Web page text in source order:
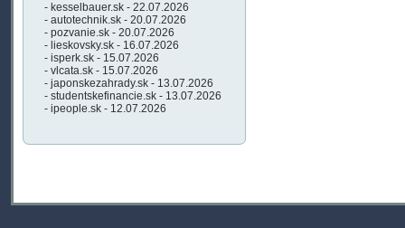
- kesselbauer.sk - 22.07.2026
- autotechnik.sk - 20.07.2026
- pozvanie.sk - 20.07.2026
- lieskovsky.sk - 16.07.2026
- isperk.sk - 15.07.2026
- vlcata.sk - 15.07.2026
- japonskezahrady.sk - 13.07.2026
- studentskefinancie.sk - 13.07.2026
- ipeople.sk - 12.07.2026